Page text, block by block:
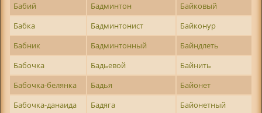
Бабий
Бадминтон
Байковый
Бабка
Бадминтонист
Байконур
Бабник
Бадминтонный
Байндлеть
Бабочка
Бадьевой
Байнить
Бабочка-белянка
Бадья
Байонет
Бабочка-данаида
Бадяга Байонетный